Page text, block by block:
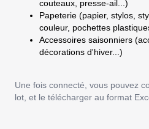
couteaux, presse-ail...)
Papeterie (papier, stylos,
couleur, pochettes
Accessoires saisonniers
décorations d'hiver...)
Une fois connecté, vous pouvez
lot, et le télécharger au format